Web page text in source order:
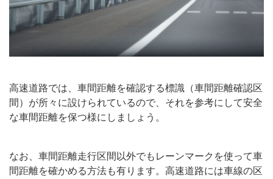
高速道路では、車間距離を確認する標識（車間距離確認区
間）が所々に設けられているので、それを参考にして安全
な車間距離を保つ様にしましょう。
なお、車間距離走行区間以外でもレーンマークを使って車
間距離を確かめる方法も有ります。高速道路には車線の区